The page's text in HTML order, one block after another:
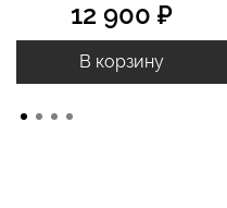
12 900 ₽
В корзину